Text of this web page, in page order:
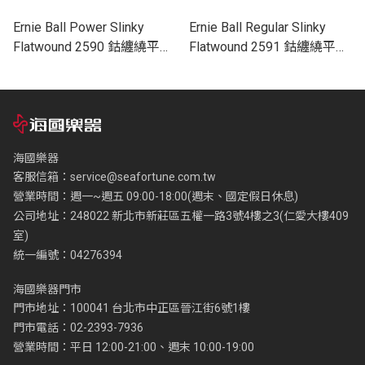
Ernie Ball Power Slinky
Flatwound 2590 鈷纏繞平滑
Ernie Ball Regular Slinky
Flatwound 2591 鈷纏繞平滑
海國樂器
客服信箱： service@seafortune.com.tw
營業時間：週一~週五 09:00-18:00(週末、國定假日休息)
公司地址：248022 新北市新莊區五權一路3號4樓之3(仁愛大樓409
室)
統一編號：04276394
海國樂器門市
門市地址：100041 台北市中正區晉江街6號1樓
門市電話：02-2393-7936
營業時間：平日 12:00-21:00、週末 10:00-19:00